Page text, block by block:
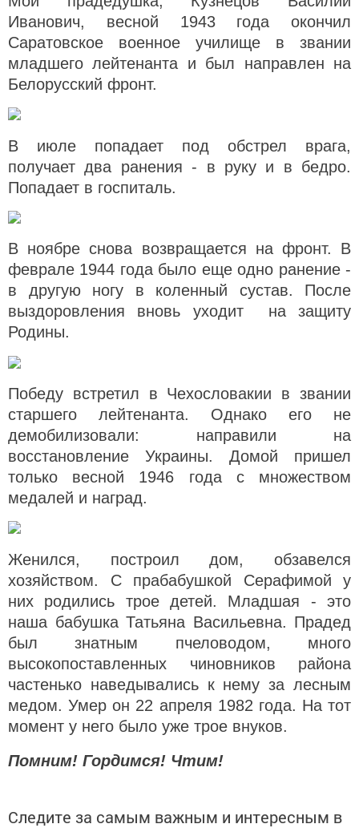
Иванович, весной 1943 года окончил
Саратовское военное училище в звании
младшего лейтенанта и был направлен на
Белорусский фронт.
В июле попадает под обстрел врага,
получает два ранения - в руку и в бедро.
Попадает в госпиталь.
В ноябре снова возвращается на фронт. В
феврале 1944 года было еще одно ранение -
в другую ногу в коленный сустав. После
выздоровления вновь уходит на защиту
Родины.
Победу встретил в Чехословакии в звании
старшего лейтенанта. Однако его не
демобилизовали: направили на
восстановление Украины. Домой пришел
только весной 1946 года с множеством
медалей и наград.
Женился, построил дом, обзавелся
хозяйством. С прабабушкой Серафимой у
них родились трое детей. Младшая - это
наша бабушка Татьяна Васильевна. Прадед
был знатным пчеловодом, много
высокопоставленных чиновников района
частенько наведывались к нему за лесным
медом. Умер он 22 апреля 1982 года. На тот
момент у него было уже трое внуков.
Помним! Гордимся! Чтим!
Следите за самым важным и интересным в